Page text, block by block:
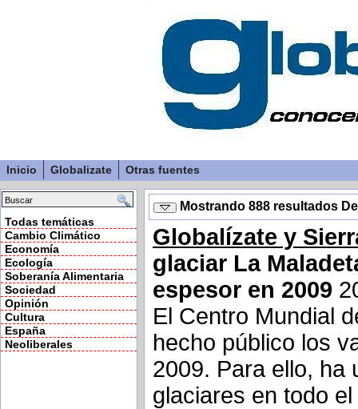
Inicio Globalizate Otras fuentes
Todas temáticas
Cambio Climático
Economía
Ecología
Soberanía Alimentaria
Sociedad
Opinión
Cultura
España
Neoliberales
Mostrando 888 resultados
Globalízate y
glaciar La
espesor en 2009
El Centro Mundial
hecho público los
2009. Para ello, ha
glaciares en todo